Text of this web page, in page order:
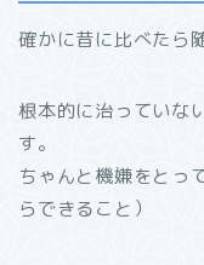
確かに昔に比べたら
根本的に治っていな
す。
ちゃんと機嫌をとっ
らできること）